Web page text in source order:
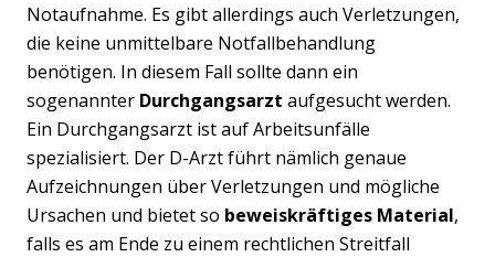
Notaufnahme. Es gibt allerdings auch Verletzungen,
die keine unmittelbare Notfallbehandlung
benötigen. In diesem Fall sollte dann ein
sogenannter Durchgangsarzt aufgesucht werden.
Ein Durchgangsarzt ist auf Arbeitsunfälle
spezialisiert. Der D-Arzt führt nämlich genaue
Aufzeichnungen über Verletzungen und mögliche
Ursachen und bietet so beweiskräftiges Material,
falls es am Ende zu einem rechtlichen Streitfall